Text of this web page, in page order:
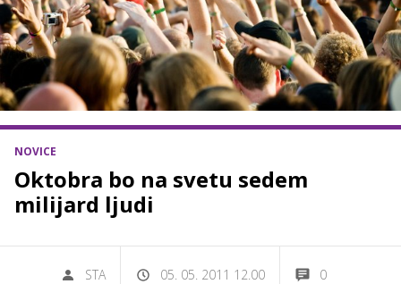
NOVICE
Oktobra bo na svetu sedem
milijard ljudi
STA 05. 05. 2011 12.00 0